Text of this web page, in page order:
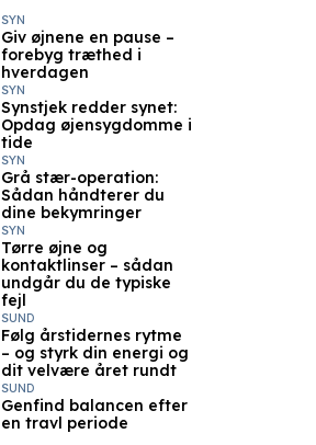
Giv øjnene en pause –
forebyg træthed i
hverdagen
SYN
Synstjek redder synet:
Opdag øjensygdomme i
tide
SYN
Grå stær-operation:
Sådan håndterer du
dine bekymringer
SYN
Tørre øjne og
kontaktlinser – sådan
undgår du de typiske
fejl
SYN
Følg årstidernes rytme
– og styrk din energi og
dit velvære året rundt
SUND
Genfind balancen efter
en travl periode
SUND